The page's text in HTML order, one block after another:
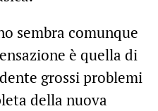
sembra comunque
è quella di
grossi problemi
della nuova